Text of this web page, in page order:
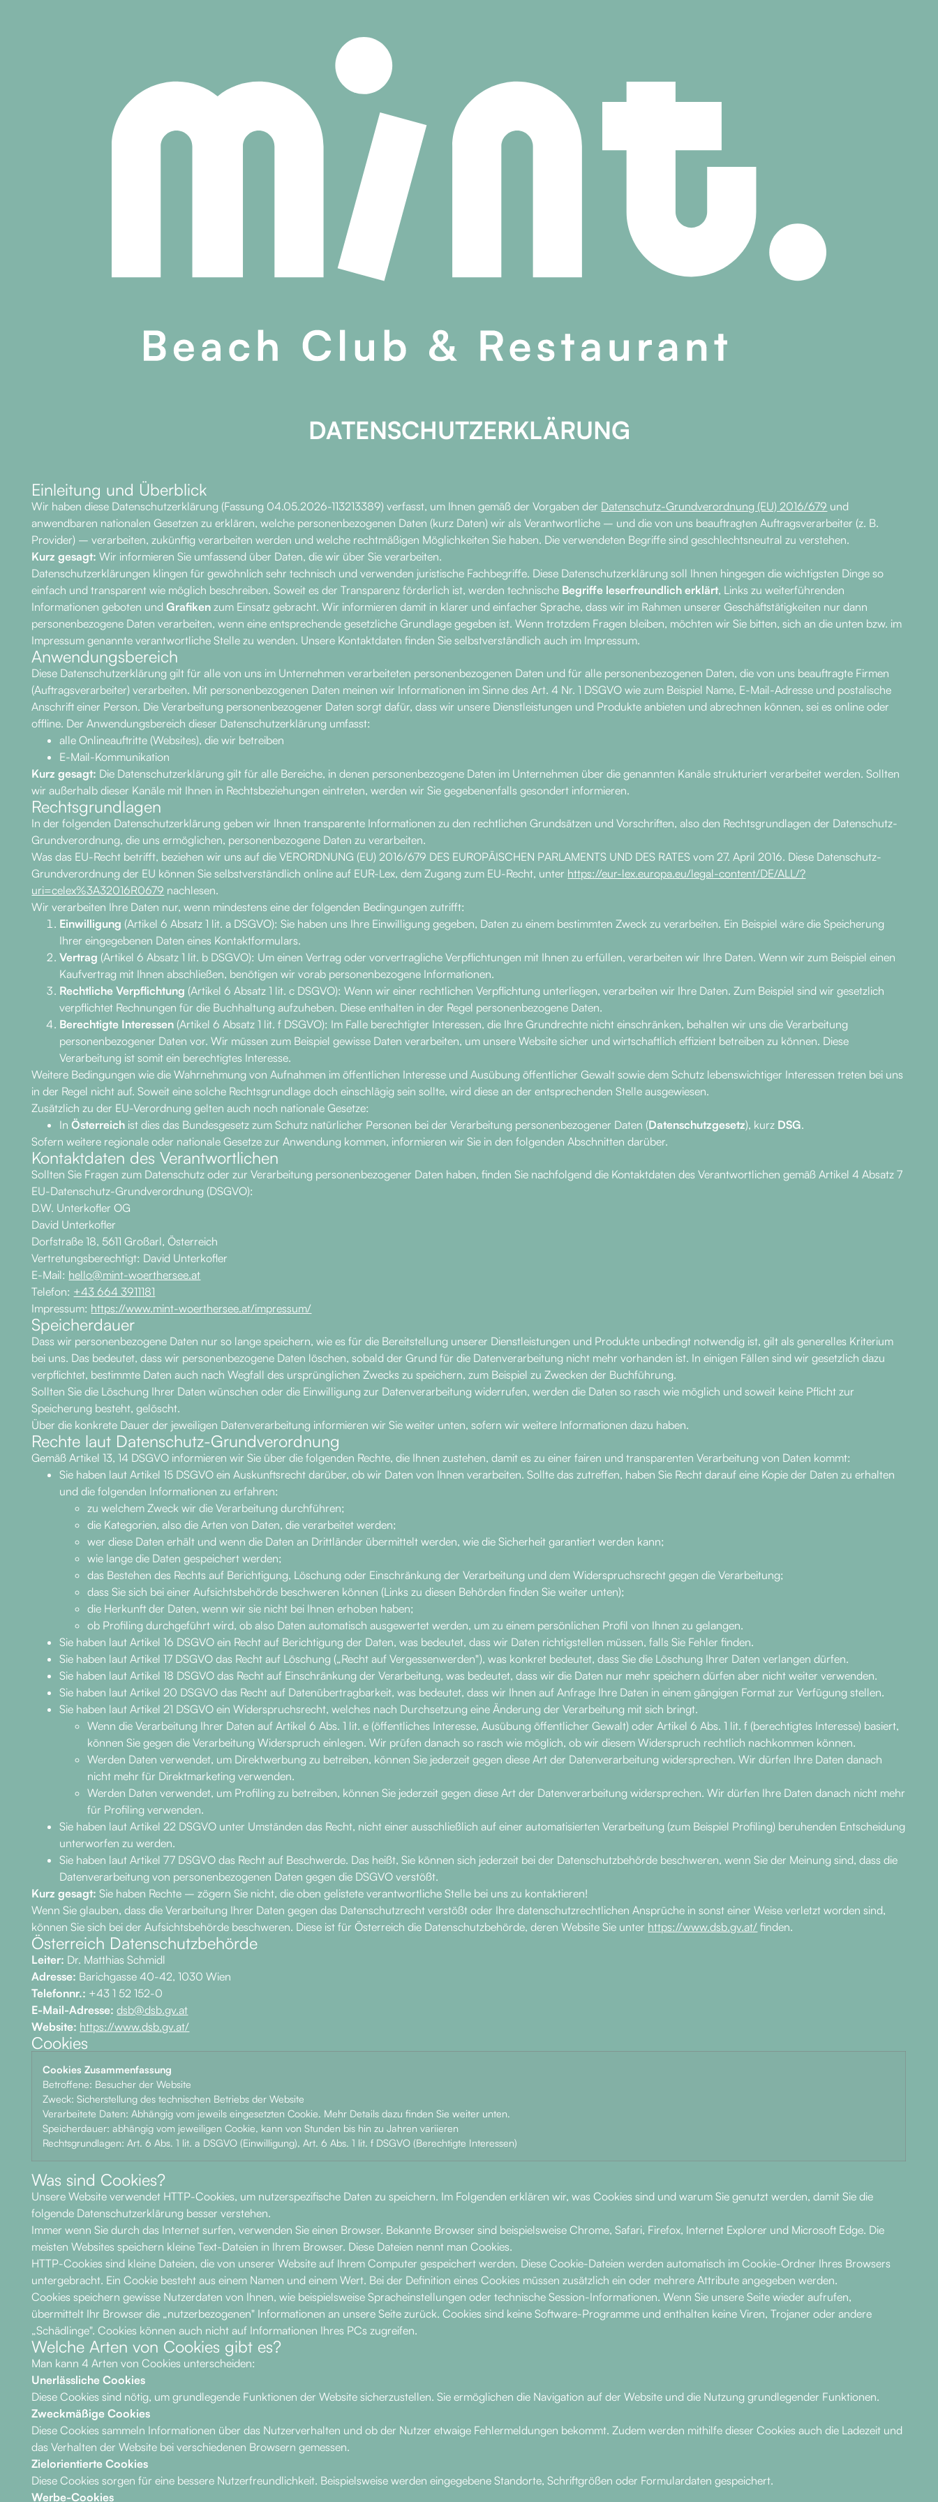
DATENSCHUTZERKLÄRUNG
Einleitung und Überblick
Wir haben diese Datenschutzerklärung (Fassung 04.05.2026-113213389) verfasst, um Ihnen gemäß der Vorgaben der Datenschutz-Grundverordnung (EU) 2016/679 und
anwendbaren nationalen Gesetzen zu erklären, welche personenbezogenen Daten (kurz Daten) wir als Verantwortliche – und die von uns beauftragten Auftragsverarbeiter (z. B.
Provider) – verarbeiten, zukünftig verarbeiten werden und welche rechtmäßigen Möglichkeiten Sie haben. Die verwendeten Begriffe sind geschlechtsneutral zu verstehen.
Kurz gesagt: Wir informieren Sie umfassend über Daten, die wir über Sie verarbeiten.
Datenschutzerklärungen klingen für gewöhnlich sehr technisch und verwenden juristische Fachbegriffe. Diese Datenschutzerklärung soll Ihnen hingegen die wichtigsten Dinge so
einfach und transparent wie möglich beschreiben. Soweit es der Transparenz förderlich ist, werden technische Begriffe leserfreundlich erklärt, Links zu weiterführenden
Informationen geboten undGrafiken zum Einsatz gebracht. Wir informieren damit in klarer und einfacher Sprache, dass wir im Rahmen unserer Geschäftstätigkeiten nur dann
personenbezogene Daten verarbeiten, wenn eine entsprechende gesetzliche Grundlage gegeben ist. Wenn trotzdem Fragen bleiben, möchten wir Sie bitten, sich an die unten bzw. im
Impressum genannte verantwortliche Stelle zu wenden. Unsere Kontaktdaten finden Sie selbstverständlich auch im Impressum.
Anwendungsbereich
Diese Datenschutzerklärung gilt für alle von uns im Unternehmen verarbeiteten personenbezogenen Daten und für alle personenbezogenen Daten, die von uns beauftragte Firmen
(Auftragsverarbeiter) verarbeiten. Mit personenbezogenen Daten meinen wir Informationen im Sinne des Art. 4 Nr. 1 DSGVO wie zum Beispiel Name, E-Mail-Adresse und postalische
Anschrift einer Person. Die Verarbeitung personenbezogener Daten sorgt dafür, dass wir unsere Dienstleistungen und Produkte anbieten und abrechnen können, sei es online oder
offline. Der Anwendungsbereich dieser Datenschutzerklärung umfasst:
alle Onlineauftritte (Websites), die wir betreiben
E-Mail-Kommunikation
Kurz gesagt: Die Datenschutzerklärung gilt für alle Bereiche, in denen personenbezogene Daten im Unternehmen über die genannten Kanäle strukturiert verarbeitet werden. Sollten
wir außerhalb dieser Kanäle mit Ihnen in Rechtsbeziehungen eintreten, werden wir Sie gegebenenfalls gesondert informieren.
Rechtsgrundlagen
In der folgenden Datenschutzerklärung geben wir Ihnen transparente Informationen zu den rechtlichen Grundsätzen und Vorschriften, also den Rechtsgrundlagen der Datenschutz-
Grundverordnung, die uns ermöglichen, personenbezogene Daten zu verarbeiten.
Was das EU-Recht betrifft, beziehen wir uns auf die VERORDNUNG (EU) 2016/679 DES EUROPÄISCHEN PARLAMENTS UND DES RATES vom 27. April 2016. Diese Datenschutz-
Grundverordnung der EU können Sie selbstverständlich online auf EUR-Lex, dem Zugang zum EU-Recht, unter https://eur-lex.europa.eu/legal-content/DE/ALL/?
uri=celex%3A32016R0679 nachlesen.
Wir verarbeiten Ihre Daten nur, wenn mindestens eine der folgenden Bedingungen zutrifft:
Einwilligung (Artikel 6 Absatz 1 lit. a DSGVO): Sie haben uns Ihre Einwilligung gegeben, Daten zu einem bestimmten Zweck zu verarbeiten. Ein Beispiel wäre die Speicherung
Ihrer eingegebenen Daten eines Kontaktformulars.
Vertrag (Artikel 6 Absatz 1 lit. b DSGVO): Um einen Vertrag oder vorvertragliche Verpflichtungen mit Ihnen zu erfüllen, verarbeiten wir Ihre Daten. Wenn wir zum Beispiel einen
Kaufvertrag mit Ihnen abschließen, benötigen wir vorab personenbezogene Informationen.
Rechtliche Verpflichtung (Artikel 6 Absatz 1 lit. c DSGVO): Wenn wir einer rechtlichen Verpflichtung unterliegen, verarbeiten wir Ihre Daten. Zum Beispiel sind wir gesetzlich
verpflichtet Rechnungen für die Buchhaltung aufzuheben. Diese enthalten in der Regel personenbezogene Daten.
Berechtigte Interessen (Artikel 6 Absatz 1 lit. f DSGVO): Im Falle berechtigter Interessen, die Ihre Grundrechte nicht einschränken, behalten wir uns die Verarbeitung
personenbezogener Daten vor. Wir müssen zum Beispiel gewisse Daten verarbeiten, um unsere Website sicher und wirtschaftlich effizient betreiben zu können. Diese
Verarbeitung ist somit ein berechtigtes Interesse.
Weitere Bedingungen wie die Wahrnehmung von Aufnahmen im öffentlichen Interesse und Ausübung öffentlicher Gewalt sowie dem Schutz lebenswichtiger Interessen treten bei uns
in der Regel nicht auf. Soweit eine solche Rechtsgrundlage doch einschlägig sein sollte, wird diese an der entsprechenden Stelle ausgewiesen.
Zusätzlich zu der EU-Verordnung gelten auch noch nationale Gesetze:
InÖsterreich ist dies das Bundesgesetz zum Schutz natürlicher Personen bei der Verarbeitung personenbezogener Daten (Datenschutzgesetz), kurz DSG.
Sofern weitere regionale oder nationale Gesetze zur Anwendung kommen, informieren wir Sie in den folgenden Abschnitten darüber.
Kontaktdaten des Verantwortlichen
Sollten Sie Fragen zum Datenschutz oder zur Verarbeitung personenbezogener Daten haben, finden Sie nachfolgend die Kontaktdaten des Verantwortlichen gemäß Artikel 4 Absatz 7
EU-Datenschutz-Grundverordnung (DSGVO):
D.W. Unterkofler OG
David Unterkofler
Dorfstraße 18, 5611 Großarl, Österreich
Vertretungsberechtigt: David Unterkofler
E-Mail: hello@mint-woerthersee.at
Telefon: +43 664 3911181
Impressum: https://www.mint-woerthersee.at/impressum/
Speicherdauer
Dass wir personenbezogene Daten nur so lange speichern, wie es für die Bereitstellung unserer Dienstleistungen und Produkte unbedingt notwendig ist, gilt als generelles Kriterium
bei uns. Das bedeutet, dass wir personenbezogene Daten löschen, sobald der Grund für die Datenverarbeitung nicht mehr vorhanden ist. In einigen Fällen sind wir gesetzlich dazu
verpflichtet, bestimmte Daten auch nach Wegfall des ursprünglichen Zwecks zu speichern, zum Beispiel zu Zwecken der Buchführung.
Sollten Sie die Löschung Ihrer Daten wünschen oder die Einwilligung zur Datenverarbeitung widerrufen, werden die Daten so rasch wie möglich und soweit keine Pflicht zur
Speicherung besteht, gelöscht.
Über die konkrete Dauer der jeweiligen Datenverarbeitung informieren wir Sie weiter unten, sofern wir weitere Informationen dazu haben.
Rechte laut Datenschutz-Grundverordnung
Gemäß Artikel 13, 14 DSGVO informieren wir Sie über die folgenden Rechte, die Ihnen zustehen, damit es zu einer fairen und transparenten Verarbeitung von Daten kommt:
Sie haben laut Artikel 15 DSGVO ein Auskunftsrecht darüber, ob wir Daten von Ihnen verarbeiten. Sollte das zutreffen, haben Sie Recht darauf eine Kopie der Daten zu erhalten
und die folgenden Informationen zu erfahren:
zu welchem Zweck wir die Verarbeitung durchführen;
die Kategorien, also die Arten von Daten, die verarbeitet werden;
wer diese Daten erhält und wenn die Daten an Drittländer übermittelt werden, wie die Sicherheit garantiert werden kann;
wie lange die Daten gespeichert werden;
das Bestehen des Rechts auf Berichtigung, Löschung oder Einschränkung der Verarbeitung und dem Widerspruchsrecht gegen die Verarbeitung;
dass Sie sich bei einer Aufsichtsbehörde beschweren können (Links zu diesen Behörden finden Sie weiter unten);
die Herkunft der Daten, wenn wir sie nicht bei Ihnen erhoben haben;
ob Profiling durchgeführt wird, ob also Daten automatisch ausgewertet werden, um zu einem persönlichen Profil von Ihnen zu gelangen.
Sie haben laut Artikel 16 DSGVO ein Recht auf Berichtigung der Daten, was bedeutet, dass wir Daten richtigstellen müssen, falls Sie Fehler finden.
Sie haben laut Artikel 17 DSGVO das Recht auf Löschung („Recht auf Vergessenwerden"), was konkret bedeutet, dass Sie die Löschung Ihrer Daten verlangen dürfen.
Sie haben laut Artikel 18 DSGVO das Recht auf Einschränkung der Verarbeitung, was bedeutet, dass wir die Daten nur mehr speichern dürfen aber nicht weiter verwenden.
Sie haben laut Artikel 20 DSGVO das Recht auf Datenübertragbarkeit, was bedeutet, dass wir Ihnen auf Anfrage Ihre Daten in einem gängigen Format zur Verfügung stellen.
Sie haben laut Artikel 21 DSGVO ein Widerspruchsrecht, welches nach Durchsetzung eine Änderung der Verarbeitung mit sich bringt.
Wenn die Verarbeitung Ihrer Daten auf Artikel 6 Abs. 1 lit. e (öffentliches Interesse, Ausübung öffentlicher Gewalt) oder Artikel 6 Abs. 1 lit. f (berechtigtes Interesse) basiert,
können Sie gegen die Verarbeitung Widerspruch einlegen. Wir prüfen danach so rasch wie möglich, ob wir diesem Widerspruch rechtlich nachkommen können.
Werden Daten verwendet, um Direktwerbung zu betreiben, können Sie jederzeit gegen diese Art der Datenverarbeitung widersprechen. Wir dürfen Ihre Daten danach
nicht mehr für Direktmarketing verwenden.
Werden Daten verwendet, um Profiling zu betreiben, können Sie jederzeit gegen diese Art der Datenverarbeitung widersprechen. Wir dürfen Ihre Daten danach nicht mehr
für Profiling verwenden.
Sie haben laut Artikel 22 DSGVO unter Umständen das Recht, nicht einer ausschließlich auf einer automatisierten Verarbeitung (zum Beispiel Profiling) beruhenden Entscheidung
unterworfen zu werden.
Sie haben laut Artikel 77 DSGVO das Recht auf Beschwerde. Das heißt, Sie können sich jederzeit bei der Datenschutzbehörde beschweren, wenn Sie der Meinung sind, dass die
Datenverarbeitung von personenbezogenen Daten gegen die DSGVO verstößt.
Kurz gesagt: Sie haben Rechte – zögern Sie nicht, die oben gelistete verantwortliche Stelle bei uns zu kontaktieren!
Wenn Sie glauben, dass die Verarbeitung Ihrer Daten gegen das Datenschutzrecht verstößt oder Ihre datenschutzrechtlichen Ansprüche in sonst einer Weise verletzt worden sind,
können Sie sich bei der Aufsichtsbehörde beschweren. Diese ist für Österreich die Datenschutzbehörde, deren Website Sie unter https://www.dsb.gv.at/ finden.
Österreich Datenschutzbehörde
Leiter: Dr. Matthias Schmidl
Adresse: Barichgasse 40-42, 1030 Wien
Telefonnr.: +43 1 52 152-0
E-Mail-Adresse: dsb@dsb.gv.at
Website: https://www.dsb.gv.at/
Cookies
Cookies Zusammenfassung
Betroffene: Besucher der Website
Zweck: Sicherstellung des technischen Betriebs der Website
Verarbeitete Daten: Abhängig vom jeweils eingesetzten Cookie. Mehr Details dazu finden Sie weiter unten.
Speicherdauer: abhängig vom jeweiligen Cookie, kann von Stunden bis hin zu Jahren variieren
Rechtsgrundlagen: Art. 6 Abs. 1 lit. a DSGVO (Einwilligung), Art. 6 Abs. 1 lit. f DSGVO (Berechtigte Interessen)
Was sind Cookies?
Unsere Website verwendet HTTP-Cookies, um nutzerspezifische Daten zu speichern. Im Folgenden erklären wir, was Cookies sind und warum Sie genutzt werden, damit Sie die
folgende Datenschutzerklärung besser verstehen.
Immer wenn Sie durch das Internet surfen, verwenden Sie einen Browser. Bekannte Browser sind beispielsweise Chrome, Safari, Firefox, Internet Explorer und Microsoft Edge. Die
meisten Websites speichern kleine Text-Dateien in Ihrem Browser. Diese Dateien nennt man Cookies.
HTTP-Cookies sind kleine Dateien, die von unserer Website auf Ihrem Computer gespeichert werden. Diese Cookie-Dateien werden automatisch im Cookie-Ordner Ihres Browsers
untergebracht. Ein Cookie besteht aus einem Namen und einem Wert. Bei der Definition eines Cookies müssen zusätzlich ein oder mehrere Attribute angegeben werden.
Cookies speichern gewisse Nutzerdaten von Ihnen, wie beispielsweise Spracheinstellungen oder technische Session-Informationen. Wenn Sie unsere Seite wieder aufrufen,
übermittelt Ihr Browser die „nutzerbezogenen" Informationen an unsere Seite zurück. Cookies sind keine Software-Programme und enthalten keine Viren, Trojaner oder andere
„Schädlinge". Cookies können auch nicht auf Informationen Ihres PCs zugreifen.
Welche Arten von Cookies gibt es?
Man kann 4 Arten von Cookies unterscheiden:
Unerlässliche Cookies
Diese Cookies sind nötig, um grundlegende Funktionen der Website sicherzustellen. Sie ermöglichen die Navigation auf der Website und die Nutzung grundlegender Funktionen.
Zweckmäßige Cookies
Diese Cookies sammeln Informationen über das Nutzerverhalten und ob der Nutzer etwaige Fehlermeldungen bekommt. Zudem werden mithilfe dieser Cookies auch die Ladezeit und
das Verhalten der Website bei verschiedenen Browsern gemessen.
Zielorientierte Cookies
Diese Cookies sorgen für eine bessere Nutzerfreundlichkeit. Beispielsweise werden eingegebene Standorte, Schriftgrößen oder Formulardaten gespeichert.
Werbe-Cookies